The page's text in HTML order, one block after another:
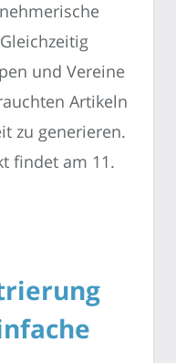
und Vereine
Artikeln
zu generieren.
findet am 11.